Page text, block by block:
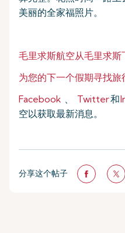
美丽的全家福照片。
毛里求斯航空从毛里求斯
为您的下一个假期寻找旅
Facebook 、 Twitter和
空以获取最新消息。
分享这个帖子